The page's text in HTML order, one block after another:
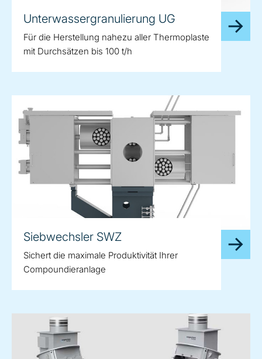
Unterwassergranulierung UG
Für die Herstellung nahezu aller Thermoplaste
mit Durchsätzen bis 100 t/h
Siebwechsler SWZ
Sichert die maximale Produktivität Ihrer
Compoundieranlage